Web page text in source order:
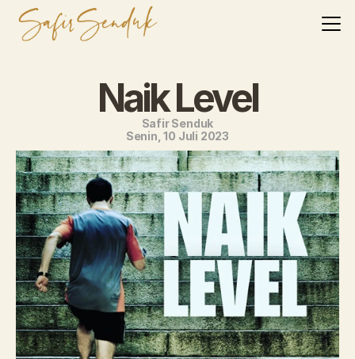
Naik Level
Safir Senduk
Senin, 10 Juli 2023